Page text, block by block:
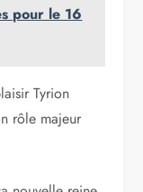
pour le 16
Tyrion
rôle majeur